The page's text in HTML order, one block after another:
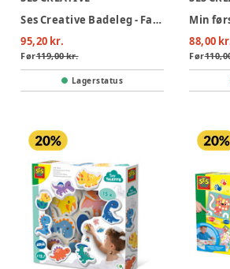
Ses Creative Badeleg - Farvekridt Til Badet
95,20 kr.
Før119,00 kr.
Lagerstatus
88,00
Før